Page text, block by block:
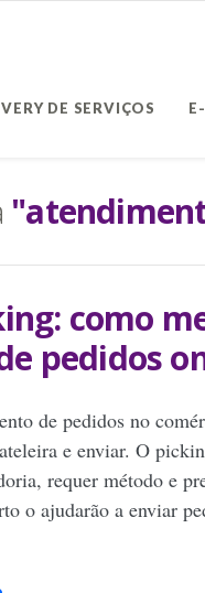
DE SERVIÇOS
como
pedidos
de pedidos no
e enviar. O
requer método e
o ajudarão a enviar